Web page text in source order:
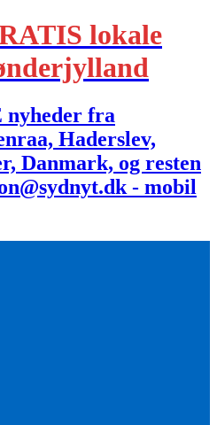
lokale
fra
Haderslev,
Danmark, og resten
- mobil